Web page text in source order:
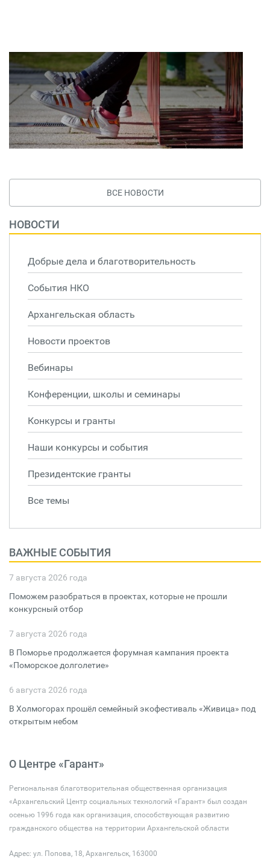
ВСЕ НОВОСТИ
НОВОСТИ
Добрые дела и благотворительность
События НКО
Архангельская область
Новости проектов
Вебинары
Конференции, школы и семинары
Конкурсы и гранты
Наши конкурсы и события
Президентские гранты
Все темы
ВАЖНЫЕ СОБЫТИЯ
7 августа 2026 года
Поможем разобраться в проектах, которые не прошли
конкурсный отбор
7 августа 2026 года
В Поморье продолжается форумная кампания проекта
«Поморское долголетие»
6 августа 2026 года
В Холмогорах прошёл семейный экофестиваль «Живица» под
открытым небом
О Центре «Гарант»
Региональная благотворительная общественная организация
«Архангельский Центр социальных технологий «Гарант» был создан
осенью 1996 года как организация, способствующая развитию
гражданского общества на территории Архангельской области
Адрес: ул. Попова, 18, Архангельск, 163000